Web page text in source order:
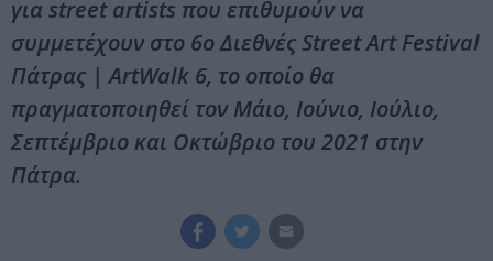
για street artists που επιθυμούν να
συμμετέχουν στο 6ο Διεθνές Street Art Festival
Πάτρας | ArtWalk 6, το οποίο θα
πραγματοποιηθεί τον Μάιο, Ιούνιο, Ιούλιο,
Σεπτέμβριο και Οκτώβριο του 2021 στην
Πάτρα.